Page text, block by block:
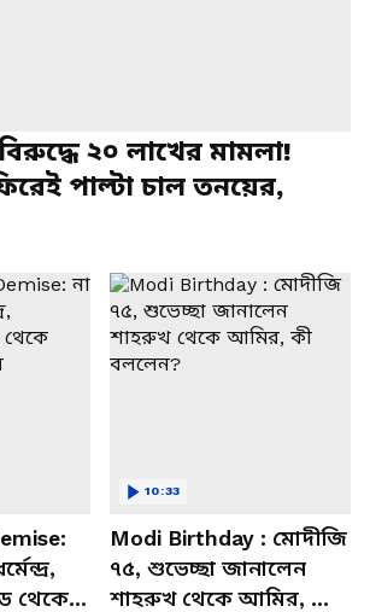
২০ লাখের মামলা!
পাল্টা চাল তনয়ের,
থেকে
Modi Birthday : মোদীজি
৭৫, শুভেচ্ছা জানালেন
শাহরুখ থেকে আমির, কী
10:33